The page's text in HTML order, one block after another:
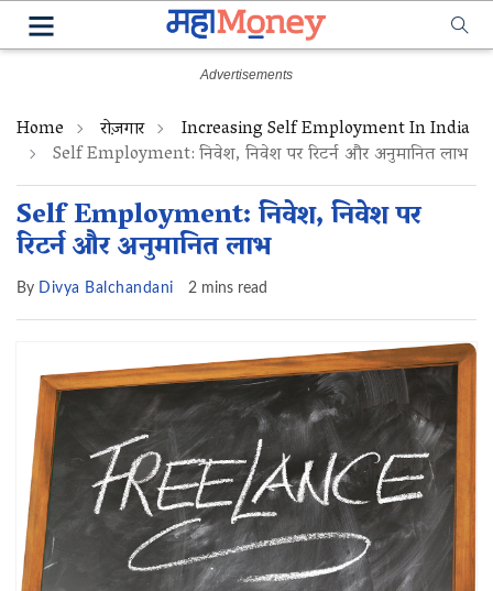
Home रोज़गार Increasing Self Employment In India
Self Employment: निवेश, निवेश पर रिटर्न और अनुमानित लाभ
Self Employment: निवेश, निवेश पर
रिटर्न और अनुमानित लाभ
By Divya Balchandani 2 mins read